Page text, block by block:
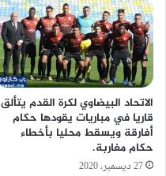
الاتحاد البيضاوي لكرة القدم يتألق
قاريا في مباريات يقودها حكام
أفارقة ويسقط محليا بأخطاء
حكام مغاربة.
27 ديسمبر، 2020